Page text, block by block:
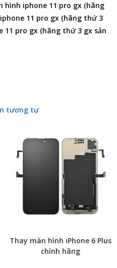
hình iphone 11 pro gx (hãng
11 pro gx (hãng thứ 3
11 pro gx (hãng thứ 3 gx sản
tương tự
Thay màn hình iPhone 6 Plus
chính hãng